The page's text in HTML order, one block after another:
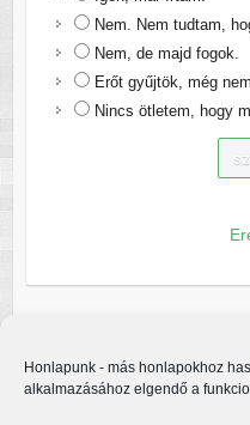
Honlapunk - más honlapokhoz
alkalmazásához elgendő a
Nem. Nem tudtam,
Nem, de majd fogok.
Erőt gyűjtök, még
Nincs ötletem, hogy